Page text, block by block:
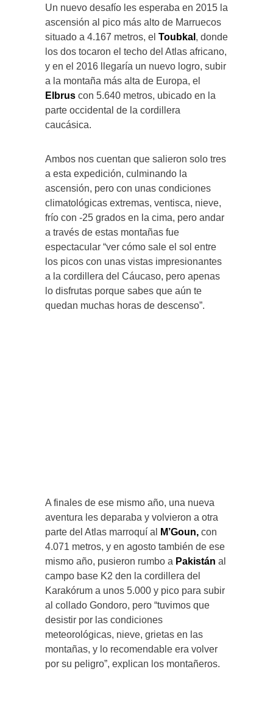
Un nuevo desafío les esperaba en 2015 la
ascensión al pico más alto de Marruecos
situado a 4.167 metros, el Toubkal , donde
los dos tocaron el techo del Atlas africano,
y en el 2016 llegaría un nuevo logro, subir
a la montaña más alta de Europa, el
Elbrus con 5.640 metros, ubicado en la
parte occidental de la cordillera
caucásica.
Ambos nos cuentan que salieron solo tres
a esta expedición, culminando la
ascensión, pero con unas condiciones
climatológicas extremas, ventisca, nieve,
frío con -25 grados en la cima, pero andar
a través de estas montañas fue
espectacular “ver cómo sale el sol entre
los picos con unas vistas impresionantes
a la cordillera del Cáucaso, pero apenas
lo disfrutas porque sabes que aún te
quedan muchas horas de descenso”.
A finales de ese mismo año, una nueva
aventura les deparaba y volvieron a otra
parte del Atlas marroquí al
M’Goun, con
4.071 metros, y en agosto también de ese
mismo año, pusieron rumbo a Pakistán al
campo base K2 den la cordillera del
Karakórum a unos 5.000 y pico para subir
al collado Gondoro, pero “tuvimos que
desistir por las condiciones
meteorológicas, nieve, grietas en las
montañas, y lo recomendable era volver
por su peligro”, explican los montañeros.